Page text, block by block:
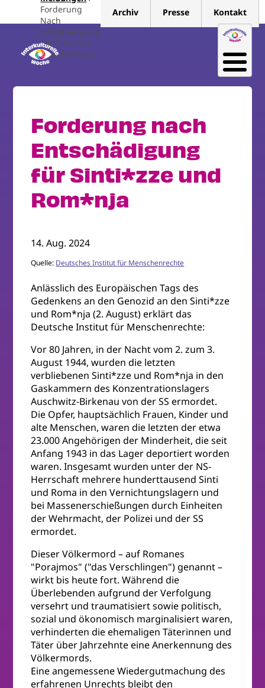
Forderung
Nach
Entschädigung
Für Sinti*zze
und Rom*nja
Archiv Presse Kontakt
Forderung nach
Entschädigung
für Sinti*zze und
Rom*nja
14. Aug. 2024
Quelle: Deutsches Institut für Menschenrechte
Anlässlich des Europäischen Tags des
Gedenkens an den Genozid an den Sinti*zze
und Rom*nja (2. August) erklärt das
Deutsche Institut für Menschenrechte:
Vor 80 Jahren, in der Nacht vom 2. zum 3.
August 1944, wurden die letzten
verbliebenen Sinti*zze und Rom*nja in den
Gaskammern des Konzentrationslagers
Auschwitz-Birkenau von der SS ermordet.
Die Opfer, hauptsächlich Frauen, Kinder und
alte Menschen, waren die letzten der etwa
23.000 Angehörigen der Minderheit, die seit
Anfang 1943 in das Lager deportiert worden
waren. Insgesamt wurden unter der NS-
Herrschaft mehrere hunderttausend Sinti
und Roma in den Vernichtungslagern und
bei Massenerschießungen durch Einheiten
der Wehrmacht, der Polizei und der SS
ermordet.
Dieser Völkermord – auf Romanes
"Porajmos" ("das Verschlingen") genannt –
wirkt bis heute fort. Während die
Überlebenden aufgrund der Verfolgung
versehrt und traumatisiert sowie politisch,
sozial und ökonomisch marginalisiert waren,
verhinderten die ehemaligen Täterinnen und
Täter über Jahrzehnte eine Anerkennung des
Völkermords.
Eine angemessene Wiedergutmachung des
erfahrenen Unrechts bleibt den